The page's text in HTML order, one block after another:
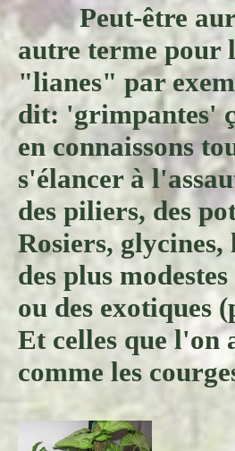
Peut-être
autre terme pour
"lianes" par
dit: 'grimpantes'
en connaissons
s'élancer à
des piliers, des
Rosiers, glycines,
des plus
ou des exotiques
Et celles que
comme les